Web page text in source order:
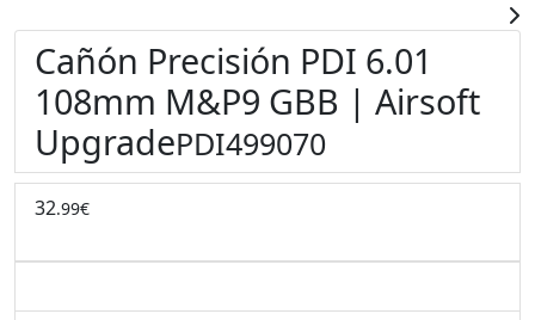
Cañón Precisión PDI 6.01
108mm M&P9 GBB | Airsoft
UpgradePDI499070
32.99€